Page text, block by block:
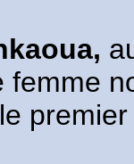
femme